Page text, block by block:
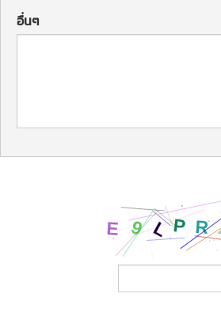
อื่นๆ